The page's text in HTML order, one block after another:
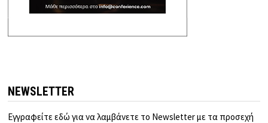
NEWSLETTER
Εγγραφείτε εδώ για να λαμβάνετε το Newsletter με τα προσεχή